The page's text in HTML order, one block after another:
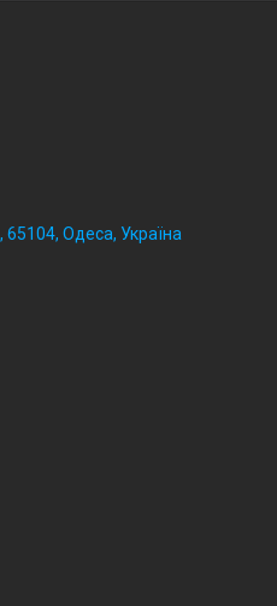
65104, Одеса, Україна